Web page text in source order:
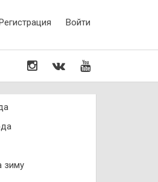
Войти
зиму